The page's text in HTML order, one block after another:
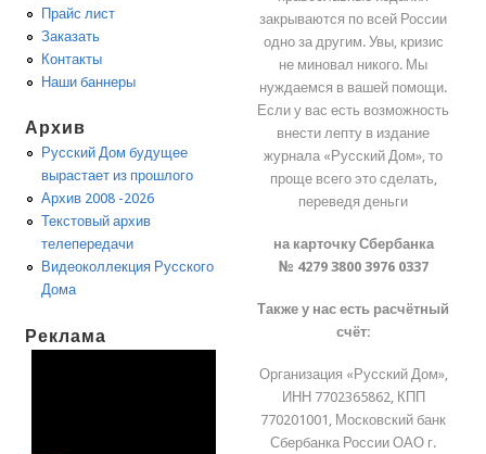
Прайс лист
Заказать
Контакты
Наши баннеры
Архив
Русский Дом будущее
вырастает из прошлого
Архив 2008 -2026
Текстовый архив
телепередачи
Видеоколлекция Русского
Дома
Реклама
закрываются по всей России
одно за другим. Увы, кризис
не миновал никого. Мы
нуждаемся в вашей помощи.
Если у вас есть возможность
внести лепту в издание
журнала «Русский Дом», то
проще всего это сделать,
переведя деньги
на карточку Сбербанка
№ 4279 3800 3976 0337
Также у нас есть расчётный
счёт:
Организация «Русский Дом»,
ИНН 7702365862, КПП
770201001, Московский банк
Сбербанка России ОАО г.